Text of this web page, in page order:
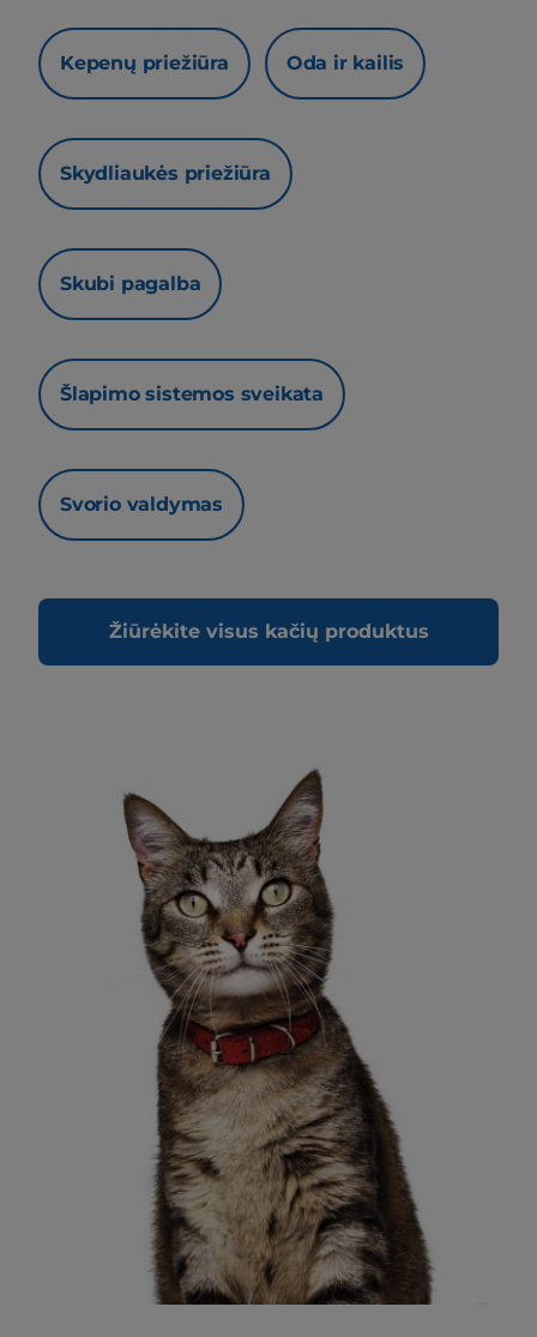
Kepenų priežiūra Oda ir kailis
Skydliaukės priežiūra
Skubi pagalba
Šlapimo sistemos sveikata
Svorio valdymas
Žiūrėkite visus kačių produktus